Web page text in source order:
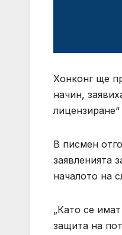
Хонконг ще
начин,
В писмен
заявленията
началото на
„Като се
защита на